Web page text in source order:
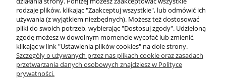
rodzaje plików, klikając "Zaakceptuj wszystkie", lub odmówić ich
używania (z wyjątkiem niezbędnych). Możesz też dostosować
pliki do swoich potrzeb, wybierając "Dostosuj zgody". Udzieloną
zgodę możesz w dowolnym momencie wycofać lub zmienić,
klikając w link "Ustawienia plików cookies" na dole strony.
Szczegóły o używanych przez nas plikach cookie oraz zasadach
przetwarzania danych osobowych znajdziesz w Polityce
prywatności.